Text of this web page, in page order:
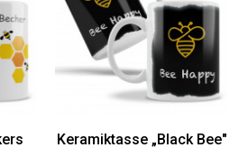
Keramiktasse „Black Bee"